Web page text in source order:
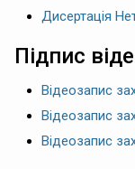
Дисертація
Підпис
Відеозапис
Відеозапис
Відеозапис